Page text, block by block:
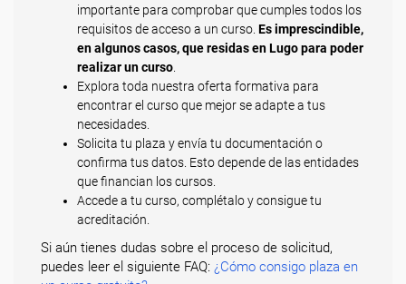
importante para comprobar que cumples todos los
requisitos de acceso a un curso. Es imprescindible,
en algunos casos, que residas en Lugo para poder
realizar un curso
Explora toda nuestra oferta formativa para
encontrar el curso que mejor se adapte a tus
necesidades.
Solicita tu plaza y envía tu documentación o
confirma tus datos. Esto depende de las entidades
que financian los cursos.
Accede a tu curso, complétalo y consigue tu
acreditación.
Si aún tienes dudas sobre el proceso de solicitud,
puedes leer el siguiente FAQ: ¿Cómo consigo plaza en